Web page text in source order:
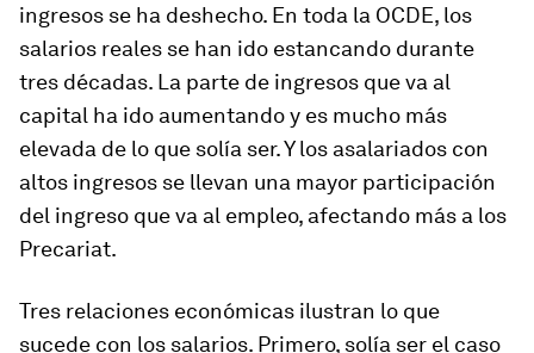
ingresos se ha deshecho. En toda la OCDE, los
salarios reales se han ido estancando durante
tres décadas. La parte de ingresos que va al
capital ha ido aumentando y es mucho más
elevada de lo que solía ser. Y los asalariados con
altos ingresos se llevan una mayor participación
del ingreso que va al empleo, afectando más a los
Precariat.
Tres relaciones económicas ilustran lo que
sucede con los salarios. Primero, solía ser el caso